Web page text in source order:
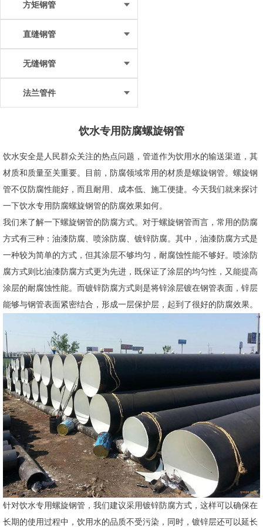
方矩钢管
直缝钢管
无缝钢管
法兰管件
饮水专用防腐螺旋钢管
饮水安全是人民群众关注的热点问题，管道作为饮用水的输送渠道，其
材质和质量至关重要。目前，防腐领域常用的材质是螺旋钢管。螺旋钢
管不仅防腐性能好，而且耐用、成本低、施工便捷。今天我们就来探讨
一下饮水专用防腐螺旋钢管的防腐效果如何。
我们来了解一下螺旋钢管的防腐方式。对于螺旋钢管而言，常用的防腐
方式有三种：油漆防腐、喷涂防腐、镀锌防腐。其中，油漆防腐方式是
一种较为简单的方式，但其涂层不够均匀，耐腐蚀性能不够好。喷涂防
腐方式则比油漆防腐方式更为先进，既保证了涂层的均匀性，又能提高
涂层的耐腐蚀性能。而镀锌防腐方式则是将锌涂层镀在钢管表面，锌层
能够与钢管表面紧密结合，形成一层保护层，起到了很好的防腐效果。
针对饮水专用螺旋钢管，我们建议采用镀锌防腐方式，这样可以确保在
长期的使用过程中，饮用水的品质不受污染，同时，镀锌层还可以延长